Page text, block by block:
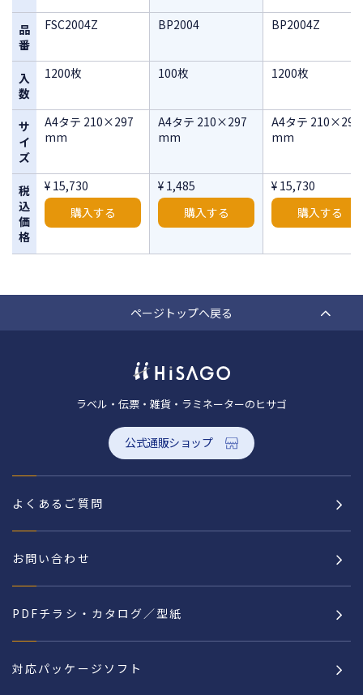
品
番
入
数
サ
イ
ズ
税
込
価
格
FSC2004Z
1200枚
A4タテ 210×297
mm
¥ 15,730
購入する
BP2004
100枚
A4タテ 210×297
mm
¥ 1,485
購入する
BP2004Z
1200枚
A4タテ 210×297
mm
¥ 15,730
購入する
ページトップへ戻る
ラベル・伝票・雑貨・ラミネーターのヒサゴ
公式通販ショップ
よくあるご質問
お問い合わせ
PDFチラシ・カタログ／型紙
対応パッケージソフト